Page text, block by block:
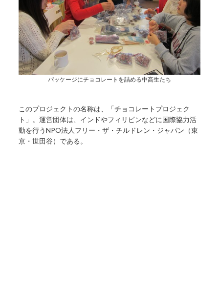
パッケージにチョコレートを詰める中高生たち
このプロジェクトの名称は、「チョコレートプロジェク
ト」。運営団体は、インドやフィリピンなどに国際協力活
動を行うNPO法人フリー・ザ・チルドレン・ジャパン（東
京・世田谷）である。